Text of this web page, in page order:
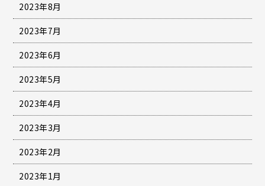
2023年8月
2023年7月
2023年6月
2023年5月
2023年4月
2023年3月
2023年2月
2023年1月